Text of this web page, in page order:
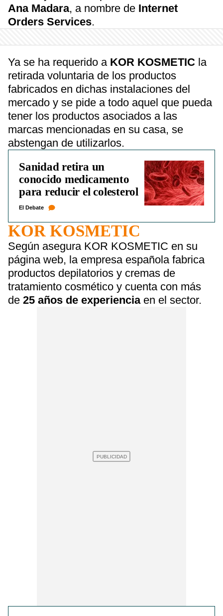
Ana Madara, a nombre de Internet
Orders Services.
Ya se ha requerido a KOR KOSMETIC la
retirada voluntaria de los productos
fabricados en dichas instalaciones del
mercado y se pide a todo aquel que pueda
tener los productos asociados a las
marcas mencionadas en su casa, se
abstengan de utilizarlos.
Sanidad retira un
conocido medicamento
para reducir el colesterol
El Debate
KOR KOSMETIC
Según asegura KOR KOSMETIC en su
página web, la empresa española fabrica
productos depilatorios y cremas de
tratamiento cosmético y cuenta con más
de 25 años de experienciaen el sector.